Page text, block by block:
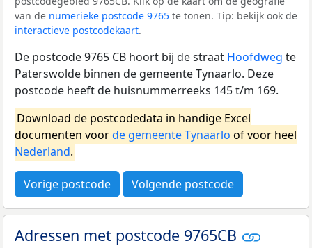
van de numerieke postcode 9765 te tonen. Tip: bekijk ook de
interactieve postcodekaart.
De postcode 9765 CB hoort bij de straat Hoofdweg te
Paterswolde binnen de gemeente Tynaarlo. Deze
postcode heeft de huisnummerreeks 145 t/m 169.
Download de postcodedata in handige Excel
documenten voorde gemeente Tynaarlo of voor heel
Nederland.
Vorige postcode Volgende postcode
Adressen met postcode 9765CB